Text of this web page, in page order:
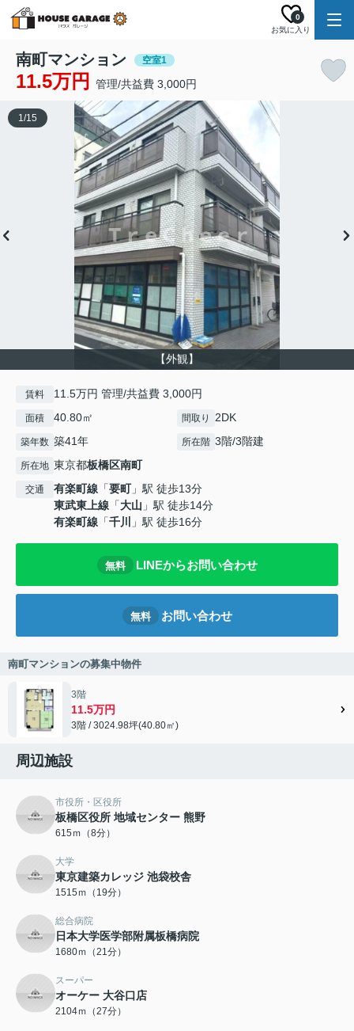
お気に入り
0
南町マンション 空室1
11.5万円 管理/共益費 3,000円
【外観】
1/15
賃料 11.5万円 管理/共益費 3,000円
面積 40.80㎡ 間取り 2DK
築年数 築41年 所在階 3階/3階建
所在地 東京都板橋区南町
交通 有楽町線 「要町」駅 徒歩13分
東武東上線 「大山 」駅 徒歩14分
有楽町線 「千川 」駅 徒歩16分
無料 LINEからお問い合わせ
無料 お問い合わせ
南町マンションの募集中物件
3階
11.5万円
3階 / 3024.98坪(40.80㎡)
周辺施設
市役所・区役所
板橋区役所 地域センター 熊野
615ｍ（8分）
大学
東京建築カレッジ 池袋校舎
1515ｍ（19分）
総合病院
日本大学医学部附属板橋病院
1680ｍ（21分）
スーパー
オーケー 大谷口店
2104ｍ（27分）